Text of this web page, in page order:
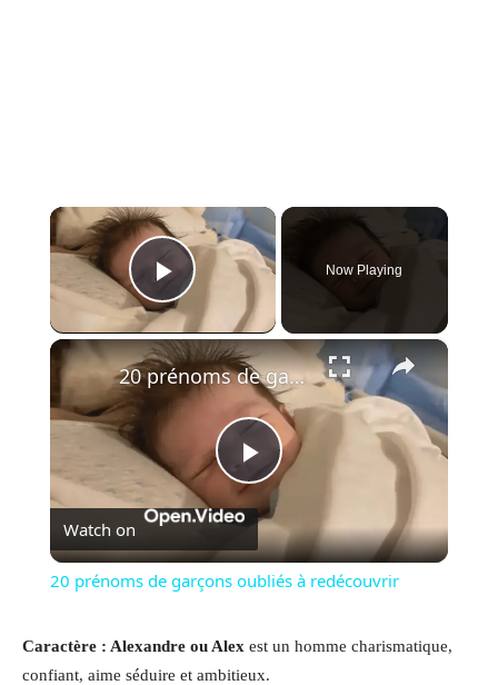
×
Play Video
Now Playing
×
Play
Video
20 prénoms de garçons oubliés à redécouvrir
Watch on
20 prénoms de garçons oubliés à redécouvrir
Caractère : Alexandre ou Alex est un homme charismatique,
confiant, aime séduire et ambitieux.